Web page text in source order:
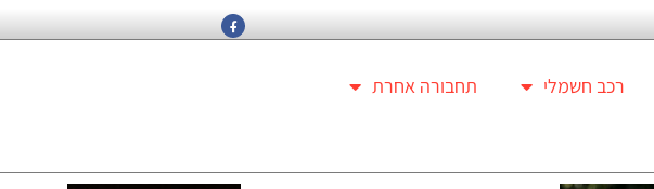
רכב חשמלי
תחבורה אחרת